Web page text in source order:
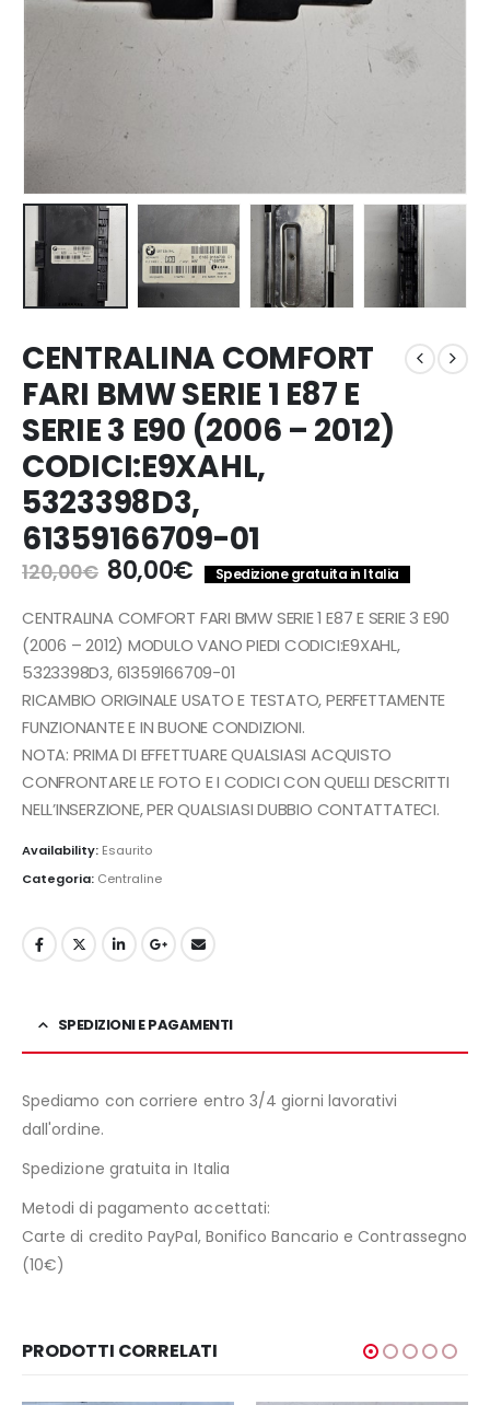
CENTRALINA COMFORT
FARI BMW SERIE 1 E87 E
SERIE 3 E90 (2006 – 2012)
CODICI:E9XAHL,
5323398D3,
61359166709-01
120,00€ Il
originale
era:
120,00€.
80,00€Il
prezzo
attuale
è:
80,00€.
Spedizione gratuita in Italia
CENTRALINA COMFORT FARI BMW SERIE 1 E87 E SERIE 3 E90
(2006 – 2012) MODULO VANO PIEDI CODICI:E9XAHL,
5323398D3, 61359166709-01
RICAMBIO ORIGINALE USATO E TESTATO, PERFETTAMENTE
FUNZIONANTE E IN BUONE CONDIZIONI.
NOTA: PRIMA DI EFFETTUARE QUALSIASI ACQUISTO
CONFRONTARE LE FOTO E I CODICI CON QUELLI DESCRITTI
NELL’INSERZIONE, PER QUALSIASI DUBBIO CONTATTATECI.
Availability: Esaurito
Categoria: Centraline
SPEDIZIONI E PAGAMENTI
Spediamo con corriere entro 3/4 giorni lavorativi
dall'ordine.
Spedizione gratuita in Italia
Metodi di pagamento accettati:
Carte di credito PayPal, Bonifico Bancario e Contrassegno
(10€)
PRODOTTI CORRELATI